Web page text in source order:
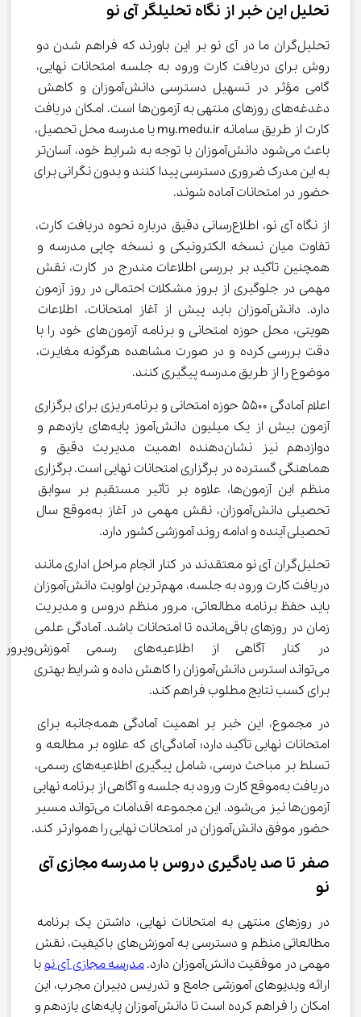
تحلیل این خبر از نگاه تحلیلگر آی نو
تحلیل‌گران ما در آی‌ نو بر این باورند که فراهم شدن دو
روش برای دریافت کارت ورود به جلسه امتحانات نهایی،
گامی مؤثر در تسهیل دسترسی دانش‌آموزان و کاهش
دغدغه‌های روزهای منتهی به آزمون‌ها است. امکان دریافت
کارت از طریق سامانه my.medu.ir یا مدرسه محل تحصیل،
باعث می‌شود دانش‌آموزان با توجه به شرایط خود، آسان‌تر
به این مدرک ضروری دسترسی پیدا کنند و بدون نگرانی برای
حضور در امتحانات آماده شوند.
از نگاه آی‌ نو، اطلاع‌رسانی دقیق درباره نحوه دریافت کارت،
تفاوت میان نسخه الکترونیکی و نسخه چاپی مدرسه و
همچنین تأکید بر بررسی اطلاعات مندرج در کارت، نقش
مهمی در جلوگیری از بروز مشکلات احتمالی در روز آزمون
دارد. دانش‌آموزان باید پیش از آغاز امتحانات، اطلاعات
هویتی، محل حوزه امتحانی و برنامه آزمون‌های خود را با
دقت بررسی کرده و در صورت مشاهده هرگونه مغایرت،
موضوع را از طریق مدرسه پیگیری کنند.
اعلام آمادگی ۵۵۰۰ حوزه امتحانی و برنامه‌ریزی برای برگزاری
آزمون بیش از یک میلیون دانش‌آموز پایه‌های یازدهم و
دوازدهم نیز نشان‌دهنده اهمیت مدیریت دقیق و
هماهنگی گسترده در برگزاری امتحانات نهایی است. برگزاری
منظم این آزمون‌ها، علاوه بر تأثیر مستقیم بر سوابق
تحصیلی دانش‌آموزان، نقش مهمی در آغاز به‌موقع سال
تحصیلی آینده و ادامه روند آموزشی کشور دارد.
تحلیل‌گران آی‌ نو معتقدند در کنار انجام مراحل اداری مانند
دریافت کارت ورود به جلسه، مهم‌ترین اولویت دانش‌آموزان
باید حفظ برنامه مطالعاتی، مرور منظم دروس و مدیریت
زمان در روزهای باقی‌مانده تا امتحانات باشد. آمادگی علمی
در کنار آگاهی از اطلاعیه‌های
می‌تواند استرس دانش‌آموزان را کاهش داده و شرایط بهتری
برای کسب نتایج مطلوب فراهم کند.
در مجموع، این خبر بر اهمیت آمادگی همه‌جانبه برای
امتحانات نهایی تأکید دارد؛ آمادگی‌ای که علاوه بر مطالعه و
تسلط بر مباحث درسی، شامل پیگیری اطلاعیه‌های رسمی،
دریافت به‌موقع کارت ورود به جلسه و آگاهی از برنامه نهایی
آزمون‌ها نیز می‌شود. این مجموعه اقدامات می‌تواند مسیر
حضور موفق دانش‌آموزان در امتحانات نهایی را هموارتر کند.
صفر تا صد یادگیری دروس با مدرسه مجازی آی
‌نو
در روزهای منتهی به امتحانات نهایی، داشتن یک برنامه
مطالعاتی منظم و دسترسی به آموزش‌های باکیفیت، نقش
مهمی در موفقیت دانش‌آموزان دارد.
مدرسه مجازی آی‌ نو
با
ارائه ویدیوهای آموزشی جامع و تدریس دبیران مجرب، این
امکان را فراهم کرده است تا دانش‌آموزان پایه‌های یازدهم و